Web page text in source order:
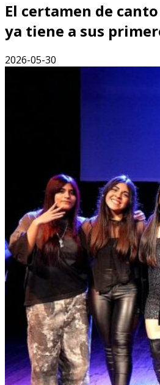
El certamen de
ya tiene a sus
2026-05-30